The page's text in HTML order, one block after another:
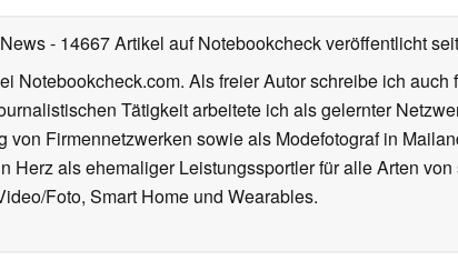
- 14667 Artikel auf Notebookcheck veröffentlicht
Notebookcheck.com. Als freier Autor schreibe ich
Tätigkeit arbeitete ich als gelernter
von Firmennetzwerken sowie als Modefotograf in
Herz als ehemaliger Leistungssportler für alle Arten
Foto, Smart Home und Wearables.